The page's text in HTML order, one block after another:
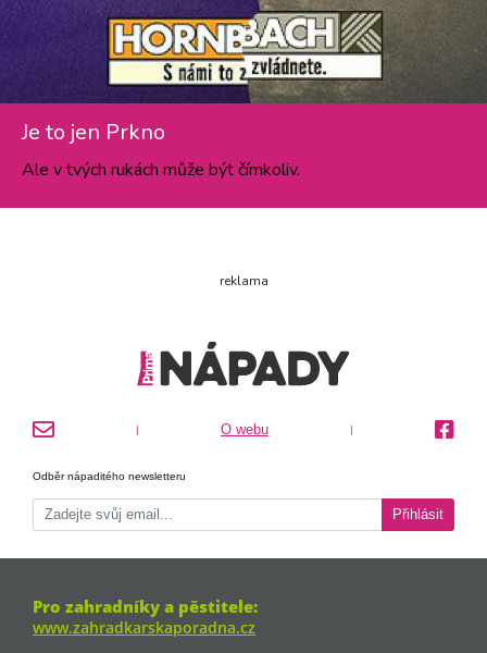
Je to jen Prkno
Ale v tvých rukách může být čímkoliv.
reklama
| O webu |
Odběr nápaditého newsletteru
Přihlásit
Pro zahradníky a pěstitele:
www.zahradkarskaporadna.cz